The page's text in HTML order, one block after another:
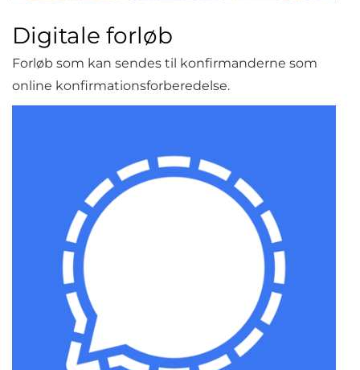
Digitale forløb
Forløb som kan sendes til konfirmanderne som
online konfirmationsforberedelse.